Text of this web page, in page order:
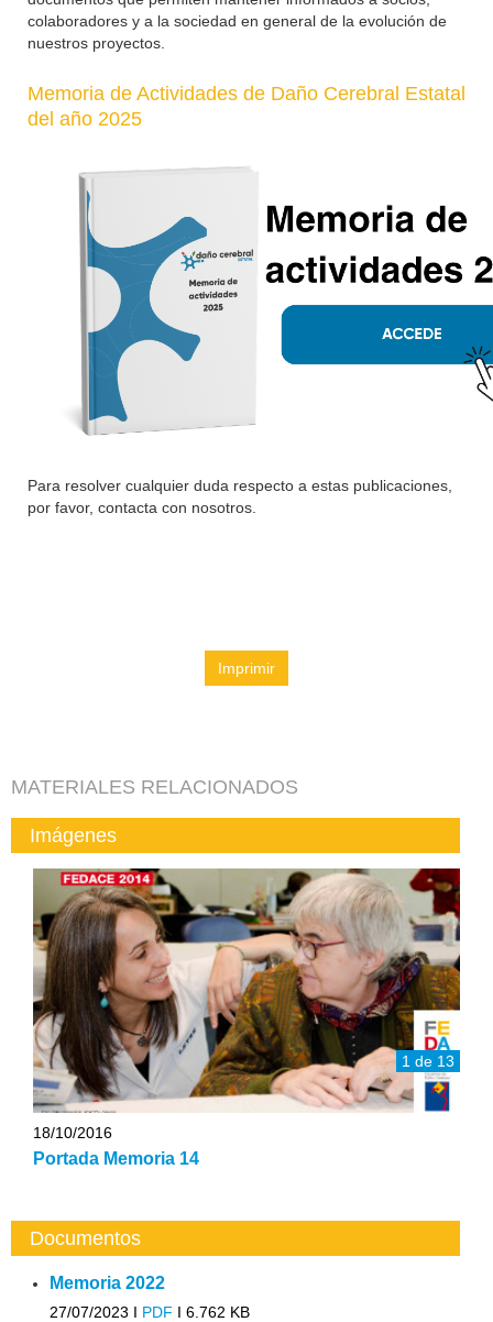
colaboradores y a la sociedad en general de la evolución de
nuestros proyectos.
Memoria de Actividades de Daño Cerebral Estatal
del año 2025
Para resolver cualquier duda respecto a estas publicaciones,
por favor, contacta con nosotros.
Imprimir
MATERIALES RELACIONADOS
Imágenes
1 de 13
18/10/2016
Portada Memoria 14
Documentos
Memoria 2022
27/07/2023 I PDF I 6.762 KB